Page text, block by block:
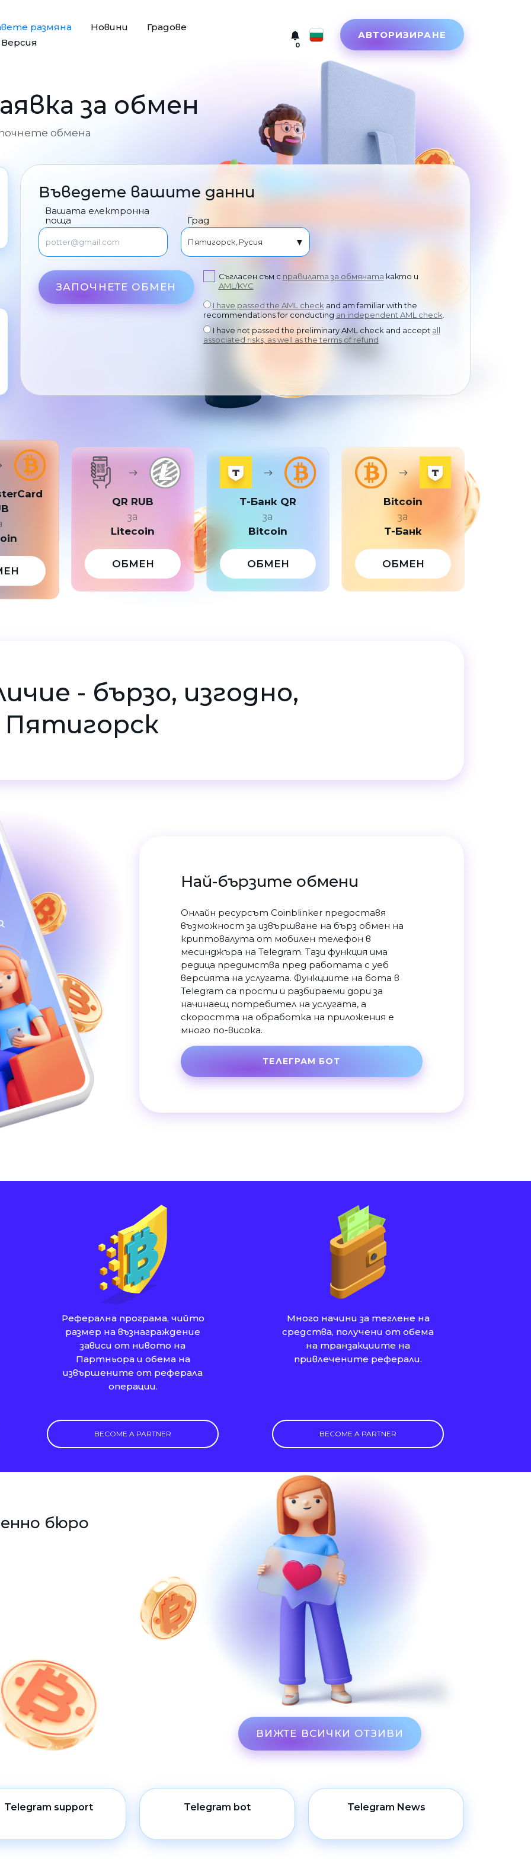
размяна Новини
Градове
Версия
0
Türkçe
Eesti
Español
Български
АВТОРИЗИРАНЕ
за обмен
обмена
Въведете вашите данни
Вашата електронна
поща
Град
ЗАПОЧНЕТЕ ОБМЕН
Съгласен съм с правилата за обмяната както и
AML/KYC
I have passed the AML check and am familiar with the
recommendations for conducting an independent AML check
I have not passed the preliminary AML check and accept all
associated risks, as well as the terms of refund
QR RUB
за
Litecoin
ОБМЕН
Т-Банк QR
за
Bitcoin
ОБМЕН
Bitcoin
за
Т-Банк
ОБМЕН
- бързо, изгодно,
Пятигорск
Най-бързите обмени
Онлайн ресурсът Coinblinker предоставя
възможност за извършване на бърз обмен на
криптовалута от мобилен телефон в
месинджъра на Telegram. Тази функция има
редица предимства пред работата с уеб
версията на услугата. Функциите на бота в
Telegram са прости и разбираеми дори за
начинаещ потребител на услугата, а
скоростта на обработка на приложения е
много по-висока.
ТЕЛЕГРАМ БОТ
Реферална програма, чийто
размер на възнаграждение
зависи от нивото на
Партньора и обема на
извършените от реферала
операции.
BECOME A PARTNER
Много начини за теглене на
средства, получени от обема
на транзакциите на
привлечените реферали.
BECOME A PARTNER
бюро
ВИЖТЕ ВСИЧКИ ОТЗИВИ
Telegram support Telegram bot Telegram News